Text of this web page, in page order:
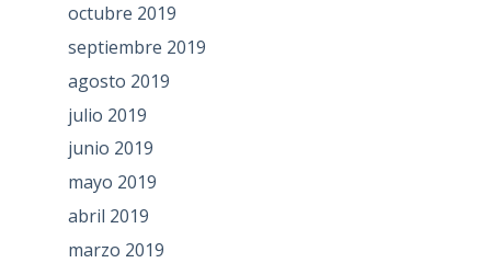
octubre 2019
septiembre 2019
agosto 2019
julio 2019
junio 2019
mayo 2019
abril 2019
marzo 2019